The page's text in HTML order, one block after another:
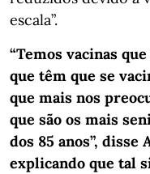
escala”.
“Temos vacinas
que têm que se
que mais nos
que são os mais
dos 85 anos”, disse
explicando que tal